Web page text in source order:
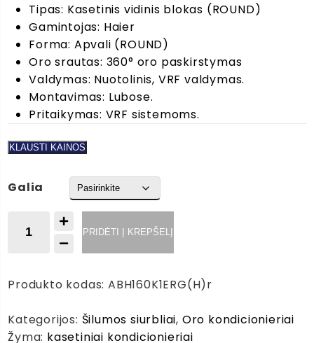
€589.00
Tipas: Kasetinis vidinis blokas (ROUND)
Gamintojas: Haier
Forma: Apvali (ROUND)
Oro srautas: 360° oro paskirstymas
Valdymas: Nuotolinis, VRF valdymas.
Montavimas: Lubose.
Pritaikymas: VRF sistemoms.
KLAUSTI KAINOS
Galia
produkto
kiekis:
kondicionieriai
blokai
PRIDĖTI Į KREPŠELĮ
Produkto kodas:ABH160K1ERG(H)r
Kategorijos: Šilumos siurbliai, Oro kondicionieriai
Žyma: kasetiniai kondicionieriai